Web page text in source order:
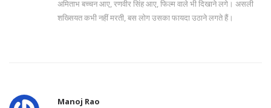
अमिताभ बच्चन आए, रणवीर सिंह आए, फिल्म वाले भी दिखाने लगे। असली
शख्सियत कभी नहीं मरती, बस लोग उसका फायदा उठाने लगते हैं।
Manoj Rao